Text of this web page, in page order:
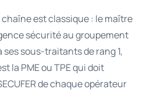
est classique : le maître
sécurité au groupement
sous-traitants de rang 1,
la PME ou TPE qui doit
de chaque opérateur